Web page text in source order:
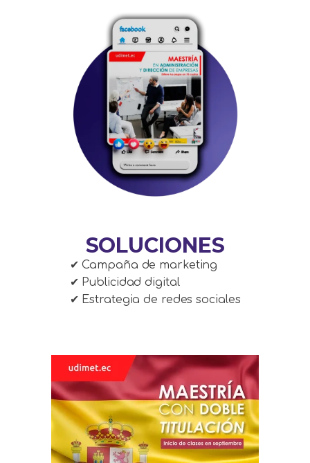
SOLUCIONES
✔ Campaña de marketing
✔ Publicidad digital
✔ Estrategia de redes sociales